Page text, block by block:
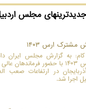
جدیدترینهای مجلس
ارس ۱۴۰۳
به گزارش مجلس ایران
رزمایش مشترک ارس ۱۴۰۳ با حضور
در ارتفاعات صعب
اجرا شد.